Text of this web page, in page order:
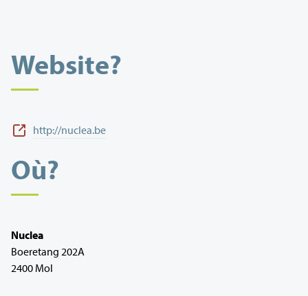
Website?
http://nuclea.be
Où?
Nuclea
Boeretang 202A
2400 Mol